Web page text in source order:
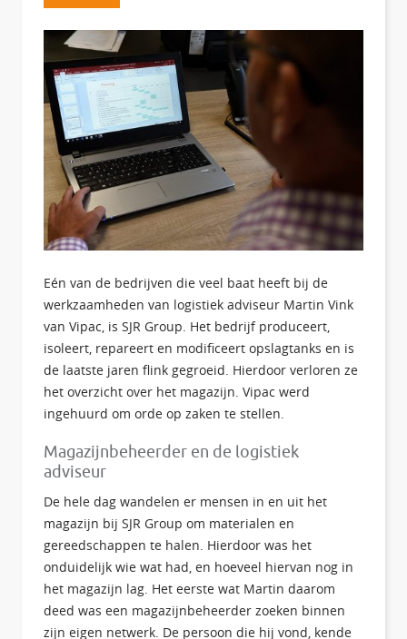
Eén van de bedrijven die veel baat heeft bij de
werkzaamheden van logistiek adviseur Martin Vink
van Vipac, is SJR Group. Het bedrijf produceert,
isoleert, repareert en modificeert opslagtanks en is
de laatste jaren flink gegroeid. Hierdoor verloren ze
het overzicht over het magazijn. Vipac werd
ingehuurd om orde op zaken te stellen.
Magazijnbeheerder en de logistiek
adviseur
De hele dag wandelen er mensen in en uit het
magazijn bij SJR Group om materialen en
gereedschappen te halen. Hierdoor was het
onduidelijk wie wat had, en hoeveel hiervan nog in
het magazijn lag. Het eerste wat Martin daarom
deed was een magazijnbeheerder zoeken binnen
zijn eigen netwerk. De persoon die hij vond, kende